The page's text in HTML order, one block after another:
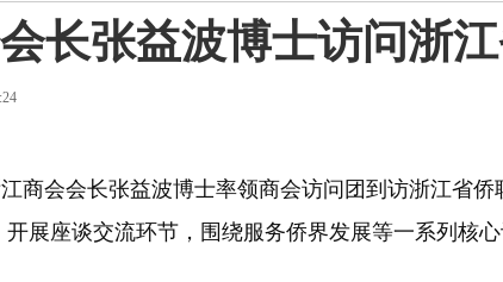
长张益波博士访问浙
会会长张益波博士率领商会访问团到访浙江省侨
展座谈交流环节，围绕服务侨界发展等一系列核